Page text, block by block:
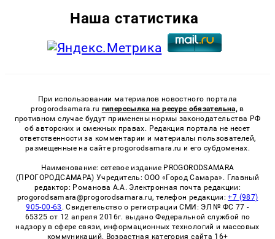
Наша статистика
При использовании материалов новостного портала
progorodsamara.ru гиперссылка на ресурс обязательна, в
противном случае будут применены нормы законодательства РФ
об авторских и смежных правах. Редакция портала не несет
ответственности за комментарии и материалы пользователей,
размещенные на сайте progorodsamara.ru и его субдоменах.
Наименование: сетевое издание PROGORODSAMARA
(ПРОГОРОДСАМАРА) Учредитель: ООО «Город Самара». Главный
редактор: Романова А.А. Электронная почта редакции:
progorodsamara@progorodsamara.ru, телефон редакции:+7 (987)
905-00-63 . Свидетельство о регистрации СМИ: ЭЛ № ФС 77 -
65325 от 12 апреля 2016г. выдано Федеральной службой по
надзору в сфере связи, информационных технологий и массовых
коммуникаций. Возрастная категория сайта 16+